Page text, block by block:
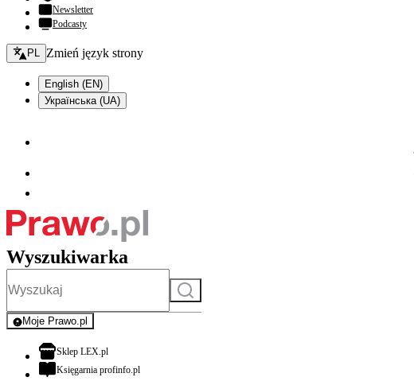
Newsletter
Podcasty
Zmień język - bieżący:
PL Zmień język strony
English (EN)
Українська (UA)
Wyszukiwarka
Szukaj
Moje Prawo.pl
- rejestracja i logowanie do serwisu
Sklep LEX.plotwiera się w nowej karcie
Księgarnia profinfo.plotwiera się w nowej karcie